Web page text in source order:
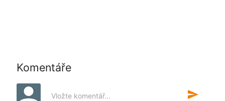
Komentáře
Vložte komentář... send